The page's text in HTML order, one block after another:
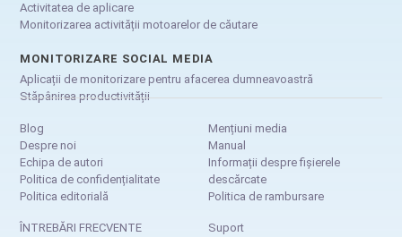
Activitatea de aplicare
Monitorizarea activității motoarelor de căutare
MONITORIZARE SOCIAL MEDIA
Aplicații de monitorizare pentru afacerea dumneavoastră
Stăpânirea productivității
Blog
Despre noi
Echipa de autori
Politica de confidențialitate
Politica editorială
Mențiuni media
Manual
Informații despre fișierele
descărcate
Politica de rambursare
ÎNTREBĂRI FRECVENTE
Suport